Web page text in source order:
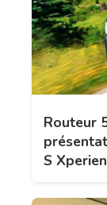
Routeur
S